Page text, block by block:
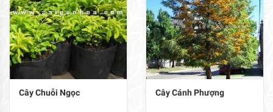
Cây Chuỗi Ngọc Cây Cánh Phượng